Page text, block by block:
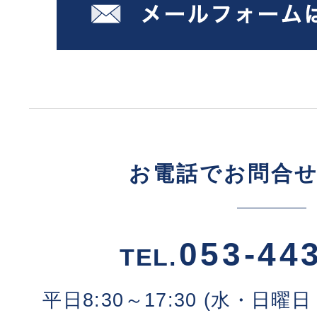
お電話でお問合
TEL.053-
平日8:30～17:30 (水・日曜